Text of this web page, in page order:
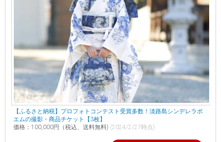
【ふるさと納税】プロフォトコンテスト受賞多数！淡路島シンデレラポ
エムの撮影・商品チケット【3枚】
価格：100,000円（税込、送料無料) (2024/2/27時点)